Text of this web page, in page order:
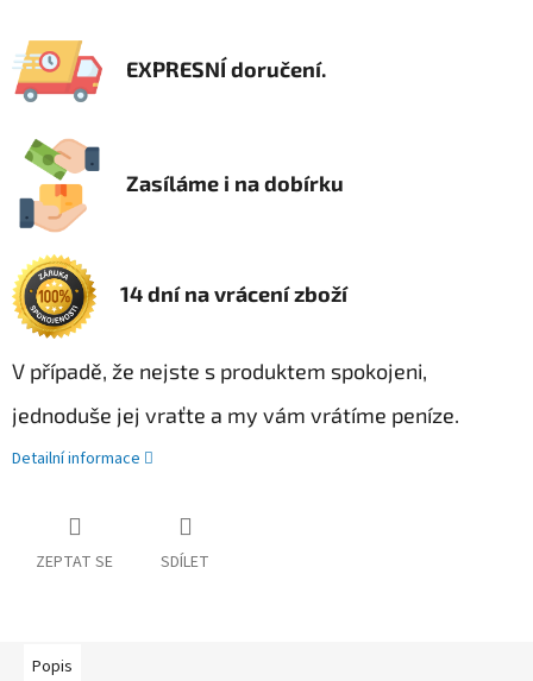
EXPRESNÍ doručení.
Zasíláme i na dobírku
14 dní na vrácení zboží
V případě, že nejste s produktem spokojeni,
jednoduše jej vraťte a my vám vrátíme peníze.
Detailní informace
ZEPTAT SE SDÍLET
Popis